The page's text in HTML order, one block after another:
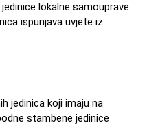
lokalne samouprave
ispunjava uvjete iz
jedinica koji imaju na
stambene jedinice